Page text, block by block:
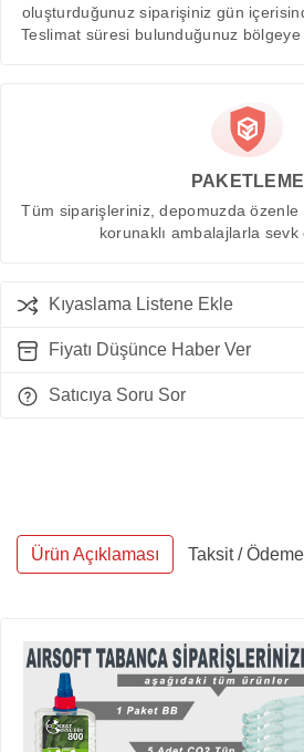
oluşturduğunuz siparişiniz gün
Teslimat süresi bulunduğunuz
PAKETLEME
Tüm siparişleriniz, depomuzda özenle
korunaklı ambalajlarla sevk
Kıyaslama Listene Ekle
Fiyatı Düşünce Haber Ver
Satıcıya Soru Sor
Ürün Açıklaması Taksit /